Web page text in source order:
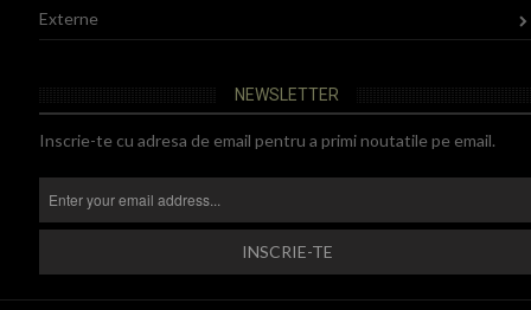
Externe
NEWSLETTER
Inscrie-te cu adresa de email pentru a primi noutatile pe email.